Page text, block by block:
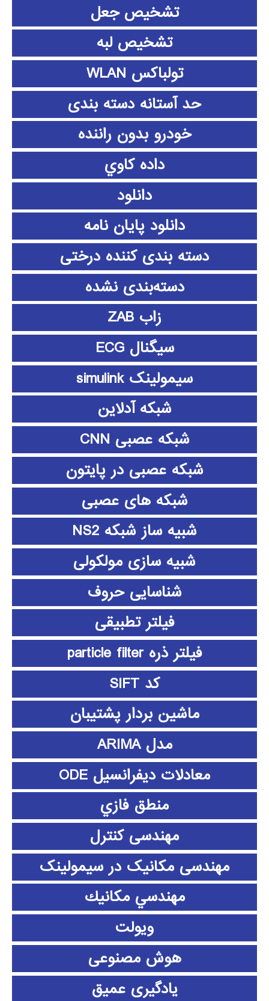
تشخیص جعل
تشخیص لبه
تولباکس WLAN
حد آستانه دسته بندی
خودرو بدون راننده
داده كاوي
دانلود
دانلود پايان نامه
دسته بندی کننده درختی
دسته‌بندی نشده
زاب ZAB
سیگنال ECG
سیمولینک simulink
شبکه آدلاین
شبکه عصبی CNN
شبکه عصبی در پایتون
شبکه های عصبی
شبیه ساز شبکه NS2
شبیه سازی مولکولی
شناسایی حروف
فیلتر تطبیقی
فیلتر ذره particle filter
کد SIFT
ماشین بردار پشتیبان
مدل ARIMA
معادلات دیفرانسیل ODE
منطق فازي
مهندسی کنترل
مهندسی مکانیک در سیمولینک
مهندسي مكانيك
ویولت
هوش مصنوعی
یادگیری عمیق